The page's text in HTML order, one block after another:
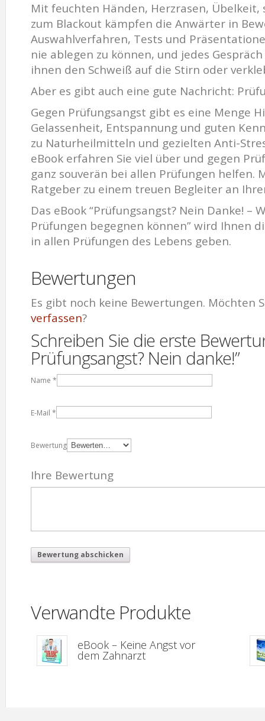
Mit feuchten Händen, Herzrasen,
zum Blackout kämpfen die Anwärter in
Auswahlverfahren, Tests und
nie ablegen zu können, und jedes
ihnen den Schweiß auf die Stirn oder
Aber es gibt auch eine gute Nachricht:
Gegen Prüfungsangst gibt es eine Menge
Gelassenheit, Entspannung und guten
zu Naturheilmitteln und gezielten Anti-
eBook erfahren Sie viel über und gegen
ganz souverän bei allen Prüfungen helfen.
Ratgeber zu einem treuen Begleiter an
Das eBook “Prüfungsangst? Nein Danke! –
Prüfungen begegnen können” wird Ihnen
in allen Prüfungen des Lebens geben.
Bewertungen
Es gibt noch keine Bewertungen. Möchten
verfassen?
Schreiben Sie die erste
Prüfungsangst? Nein danke!”
Name *
E-Mail *
Bewertung
Ihre Bewertung
Verwandte Produkte
eBook – Keine Angst vor
dem Zahnarzt